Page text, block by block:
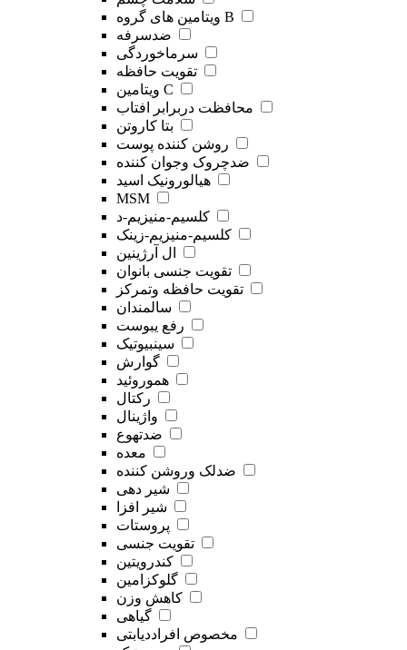
ویتامین های گروه B
ضدسرفه
سرماخوردگی
تقویت حافظه
ویتامین C
محافظت دربرابر افتاب
بتا کاروتن
روشن کننده پوست
ضدچروک وجوان کننده
هیالورونیک اسید
MSM
کلسیم-منیزیم-د
کلسیم-منیزیم-زینک
ال آرژینین
تقویت جنسی بانوان
تقویت حافظه وتمرکز
سالمندان
رفع یبوست
سینبیوتیک
گوارش
هموروئید
رکتال
واژینال
ضدتهوع
معده
ضدلک وروشن کننده
شیر دهی
شیر افزا
پروستات
تقویت جنسی
کندرویتین
گلوکزامین
کاهش وزن
گیاهی
مخصوص افراددیابتی